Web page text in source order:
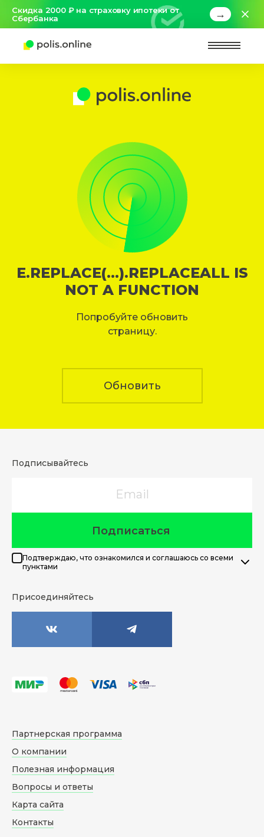
Скидка 2000 ₽ на страховку ипотеки от
Сбербанка
→
E.REPLACE(...).REPLACEALL IS
NOT A FUNCTION
Попробуйте обновить
страницу.
Обновить
Подписывайтесь
Подписаться
Подтверждаю, что ознакомился и соглашаюсь со всеми
пунктами
Присоединяйтесь
Партнерская программа
О компании
Полезная информация
Вопросы и ответы
Карта сайта
Контакты